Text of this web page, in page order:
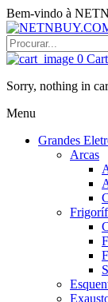
Bem-vindo à
0
Sorry, nothing in
Menu
Grandes
Arcas